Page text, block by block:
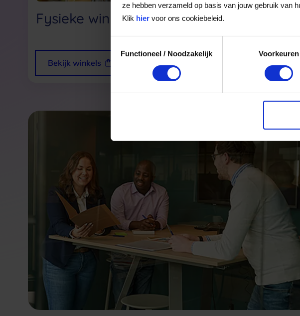
ze hebben verzameld op basis van jouw gebruik van
Klik hiervoor ons cookiebeleid.
Functioneel / Noodzakelijk
Voorkeuren
Fysieke winkels
Bekijk winkels
Webshops